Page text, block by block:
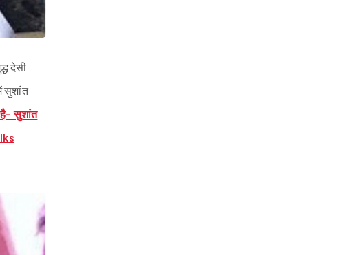
देसी
सुशांत
है- सुशांत